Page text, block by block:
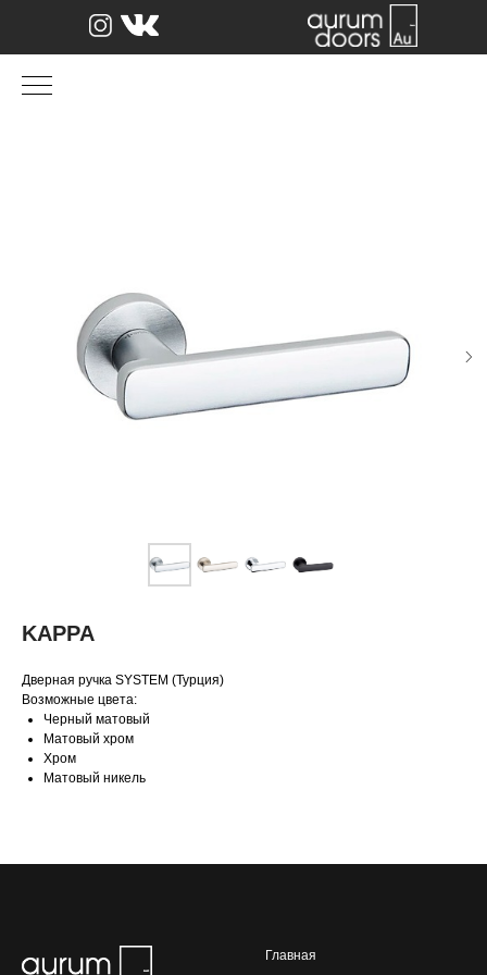
KAPPA
Дверная ручка SYSTEM (Турция)
Возможные цвета:
Черный матовый
Матовый хром
Хром
Матовый никель
Главная